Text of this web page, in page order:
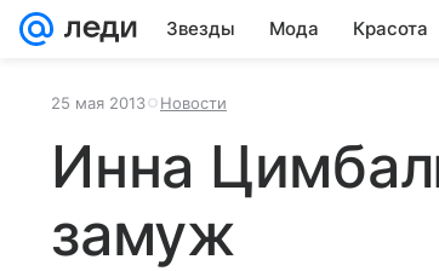
Звезды Мода Красота
25 мая 2013 Новости
Инна
замуж